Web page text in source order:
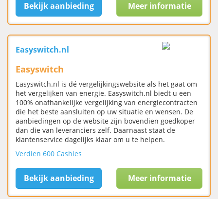
Bekijk aanbieding Meer informatie
Easyswitch.nl
Easyswitch
Easyswitch.nl is dé vergelijkingswebsite als het gaat om
het vergelijken van energie. Easyswitch.nl biedt u een
100% onafhankelijke vergelijking van energiecontracten
die het beste aansluiten op uw situatie en wensen. De
aanbiedingen op de website zijn bovendien goedkoper
dan die van leveranciers zelf. Daarnaast staat de
klantenservice dagelijks klaar om u te helpen.
Verdien 600 Cashies
Bekijk aanbieding Meer informatie